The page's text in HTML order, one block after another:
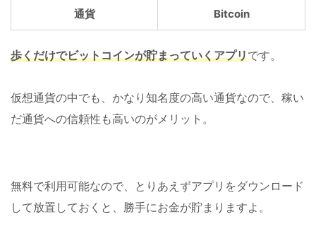
通貨 Bitcoin
歩くだけでビットコインが貯まっていくアプリです。
仮想通貨の中でも、かなり知名度の高い通貨なので、稼い
だ通貨への信頼性も高いのがメリット。
無料で利用可能なので、とりあえずアプリをダウンロード
して放置しておくと、勝手にお金が貯まりますよ。